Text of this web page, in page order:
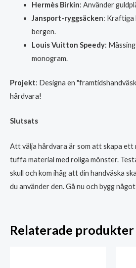
Hermès Birkin: Använder
Jansport-ryggsäcken: Kraftiga
bergen.
Louis Vuitton Speedy:
monogram.
Projekt: Designa en
hårdvara!
Slutsats
Att välja hårdvara är som att skapa ett
tuffa material med roliga mönster.
skull och kom ihåg att din handväska
du använder den. Gå nu och bygg
Relaterade produkter